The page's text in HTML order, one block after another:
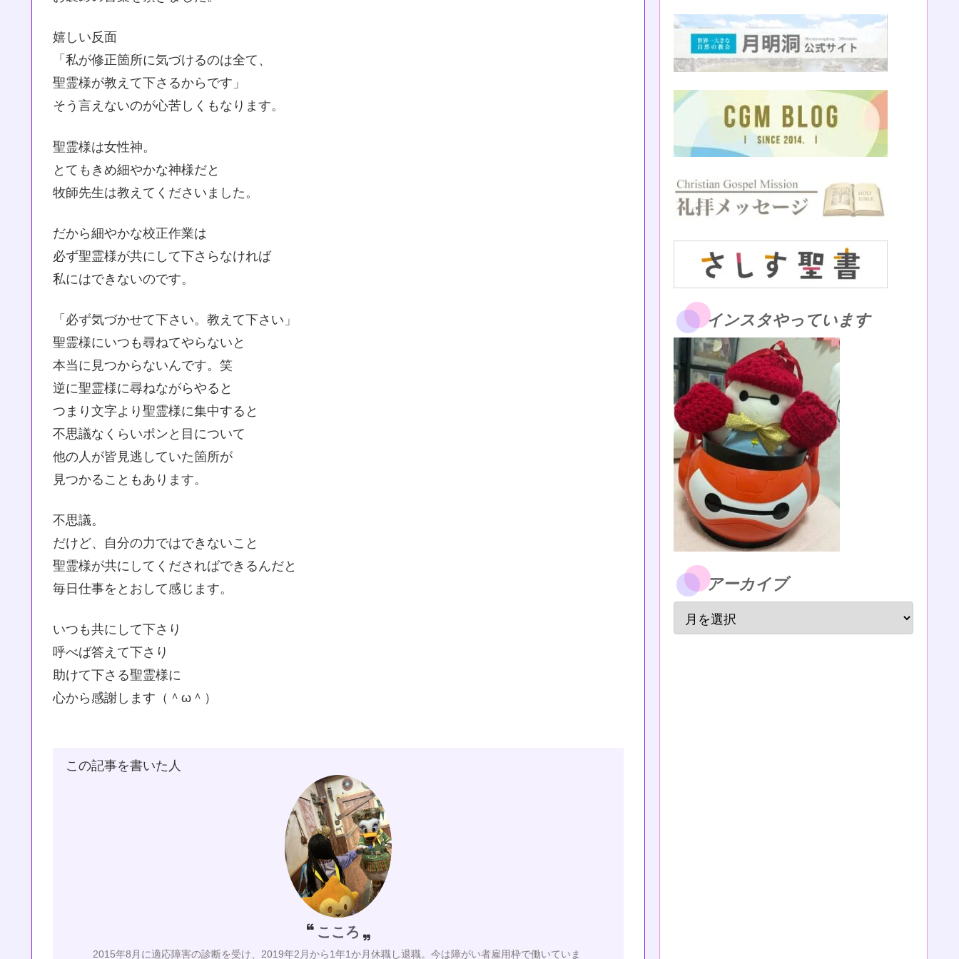
嬉しい反面
「私が修正箇所に気づけるのは全て、
聖霊様が教えて下さるからです」
そう言えないのが心苦しくもなります。
聖霊様は女性神。
とてもきめ細やかな神様だと
牧師先生は教えてくださいました。
だから細やかな校正作業は
必ず聖霊様が共にして下さらなければ
私にはできないのです。
「必ず気づかせて下さい。教えて下さい」
聖霊様にいつも尋ねてやらないと
本当に見つからないんです。笑
逆に聖霊様に尋ねながらやると
つまり文字より聖霊様に集中すると
不思議なくらいポンと目について
他の人が皆見逃していた箇所が
見つかることもあります。
不思議。
だけど、自分の力ではできないこと
聖霊様が共にしてくださればできるんだと
毎日仕事をとおして感じます。
いつも共にして下さり
呼べば答えて下さり
助けて下さる聖霊様に
心から感謝します（＾ω＾）
この記事を書いた人
こころ
2015年8月に適応障害の診断を受け、2019年2月から1年1か月休職し退職。今は障がい者雇用枠で働いていま
インスタやっています
アーカイブ